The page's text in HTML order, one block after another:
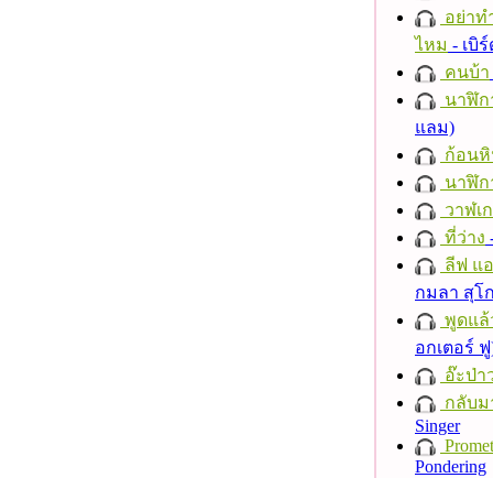
อย่าท
ไหม - เบิ
คนบ้า
นาฬิก
แลม)
ก้อน
นาฬิก
วาฬเ
ที่ว่าง
ลีฟ แอ
กมลา สุโ
พูดแล้
อกเตอร์
อ๊ะป่า
กลับม
Singer
Pondering